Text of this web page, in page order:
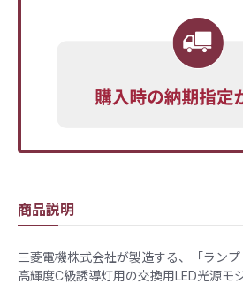
商品説明
三菱電機株式会社が製造する、「ランプ
高輝度C級誘導灯用の交換用LED光源モ